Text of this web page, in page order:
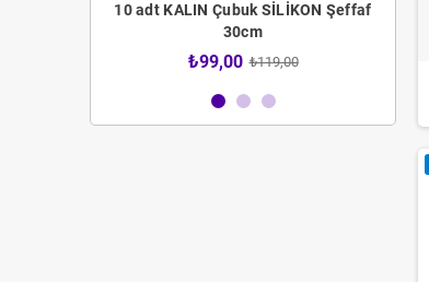
10 adt KALIN Çubuk SİLİKON Şeffaf
30cm
₺99,00 ₺119,00
12